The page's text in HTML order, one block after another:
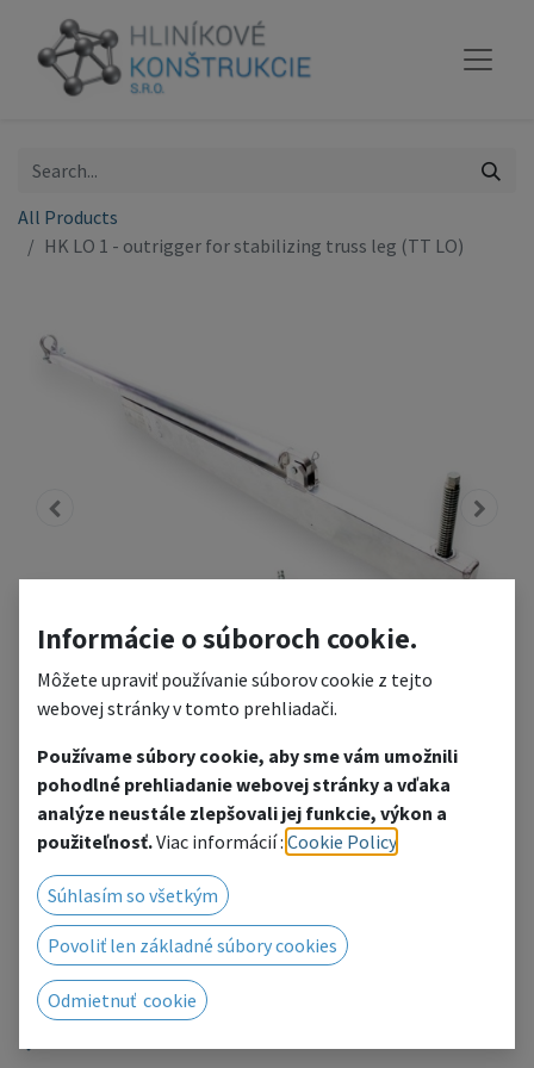
All Products
HK LO 1 - outrigger for stabilizing truss leg (TT LO)
HK LO 1 - outrigger for
stabilizing truss leg (TT
LO)
Leg for truss beam base with extension for FT34-HT44 truss
beam system.
Informácie o súboroch cookie.
Môžete upraviť používanie súborov cookie z tejto
webovej stránky v tomto prehliadači.
Používame súbory cookie, aby sme vám umožnili
pohodlné prehliadanie webovej stránky a vďaka
analýze neustále zlepšovali jej funkcie, výkon a
použiteľnosť.Viac informácií : Cookie Policy
Súhlasím so všetkým
Povoliť len základné súbory cookies
Odmietnuť cookie